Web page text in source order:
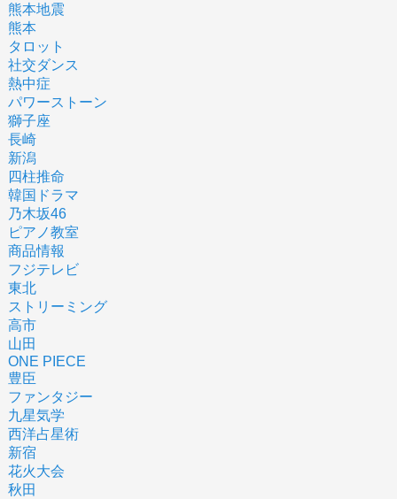
熊本地震
熊本
タロット
社交ダンス
熱中症
パワーストーン
獅子座
長崎
新潟
四柱推命
韓国ドラマ
乃木坂46
ピアノ教室
商品情報
フジテレビ
東北
ストリーミング
高市
山田
ONE PIECE
豊臣
ファンタジー
九星気学
西洋占星術
新宿
花火大会
秋田